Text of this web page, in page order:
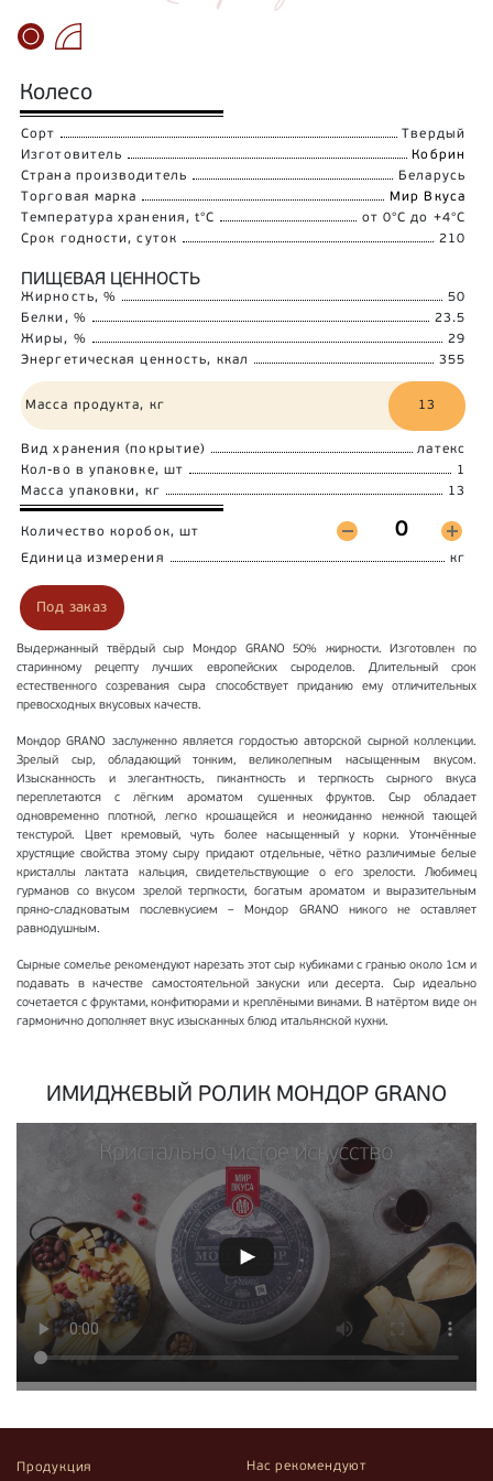
Колесо
Сорт
Твердый
Изготовитель
Кобрин
Страна производитель
Беларусь
Торговая марка
Мир Вкуса
Температура хранения, t°C
от 0°C до +4°C
Срок годности, суток
210
ПИЩЕВАЯ ЦЕННОСТЬ
Жирность, %
50
Белки, %
23.5
Жиры, %
29
Энергетическая ценность, ккал
355
Масса продукта, кг 13
Вид хранения (покрытие)
латекс
Кол-во в упаковке, шт
1
Масса упаковки, кг
13
Количество коробок, шт
Единица измерения
кг
Под заказ
Выдержанный твёрдый сыр Мондор GRANO 50% жирности. Изготовлен по
старинному рецепту лучших европейских сыроделов. Длительный срок
естественного созревания сыра способствует приданию ему отличительных
превосходных вкусовых качеств.
Мондор GRANO заслуженно является гордостью авторской сырной коллекции.
Зрелый сыр, обладающий тонким, великолепным насыщенным вкусом.
Изысканность и элегантность, пикантность и терпкость сырного вкуса
переплетаются с лёгким ароматом сушенных фруктов. Сыр обладает
одновременно плотной, легко крошащейся и неожиданно нежной тающей
текстурой. Цвет кремовый, чуть более насыщенный у корки. Утончённые
хрустящие свойства этому сыру придают отдельные, чётко различимые белые
кристаллы лактата кальция, свидетельствующие о его зрелости. Любимец
гурманов со вкусом зрелой терпкости, богатым ароматом и выразительным
пряно-сладковатым послевкусием – Мондор GRANO никого не оставляет
равнодушным.
Сырные сомелье рекомендуют нарезать этот сыр кубиками с гранью около 1см и
подавать в качестве самостоятельной закуски или десерта. Сыр идеально
сочетается с фруктами, конфитюрами и креплёными винами. В натёртом виде он
гармонично дополняет вкус изысканных блюд итальянской кухни.
ИМИДЖЕВЫЙ РОЛИК МОНДОР GRANO
Продукция Нас рекомендуют